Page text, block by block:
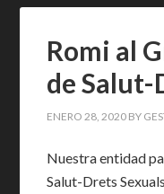
Romi al
de Salut-
ENERO 28, 2020 BY
Nuestra entidad
Salut-Drets